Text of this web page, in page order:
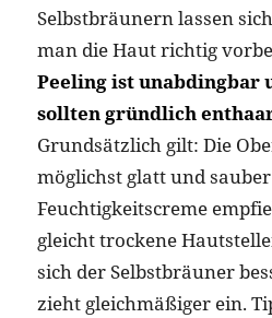
Selbstbräunern lassen
man die Haut richtig
Peeling ist unabdingbar
sollten gründlich
Grundsätzlich gilt: Die
möglichst glatt und
Feuchtigkeitscreme
gleicht trockene
sich der Selbstbräuner
zieht gleichmäßiger ein.